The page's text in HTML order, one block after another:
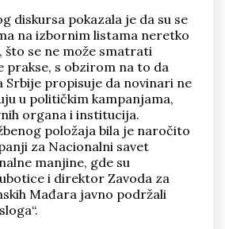
diskursa pokazala je da su se
na izbornim listama neretko
što se ne može smatrati
s obzirom na to da
Srbije propisuje da novinari ne
u političkim kampanjama,
organa i institucija.
položaja bila je naročito
za Nacionalni savet
manjine, gde su
i direktor Zavoda za
Mađara javno podržali